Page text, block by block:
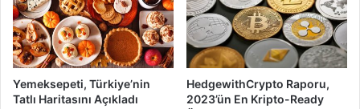
Yemeksepeti, Türkiye’nin
Tatlı Haritasını Açıkladı
HedgewithCrypto Raporu,
2023’ün En Kripto-Ready